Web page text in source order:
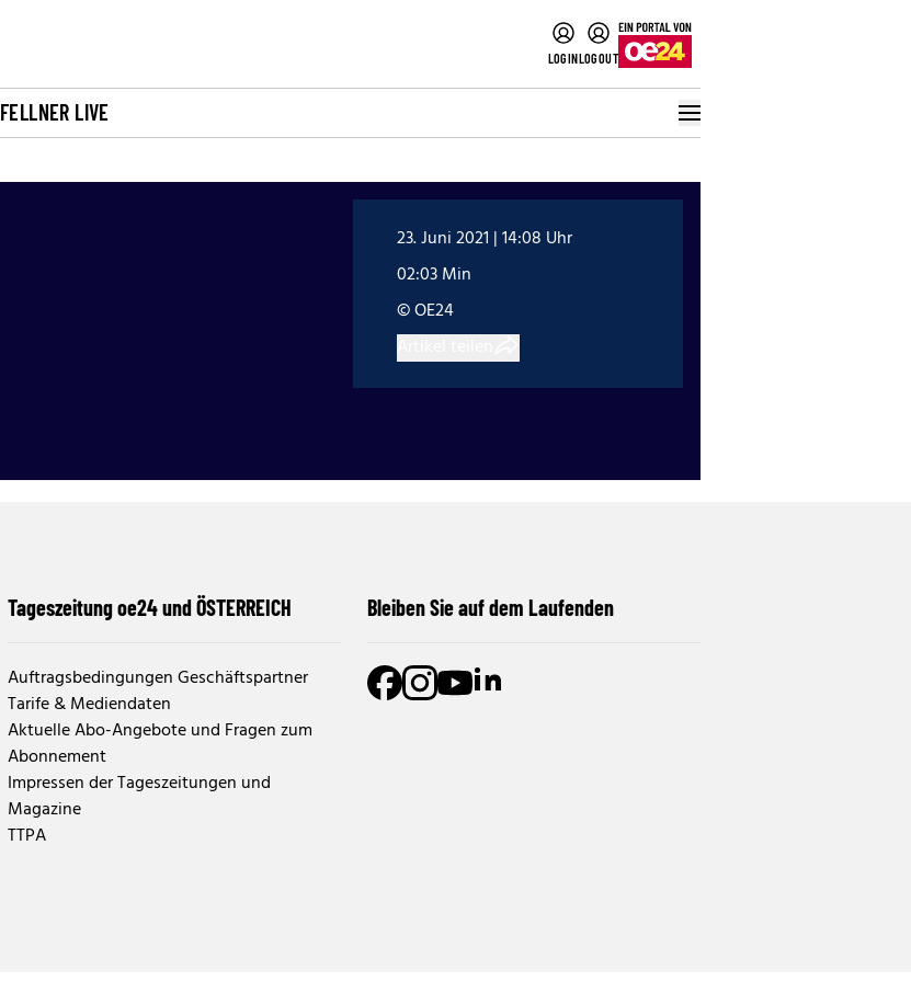
LOGINLOGOUT
FELLNER LIVE
23. Juni 2021 | 14:08 Uhr
02:03 Min
© OE24
Tageszeitung oe24 und ÖSTERREICH
Auftragsbedingungen Geschäftspartner
Tarife & Mediendaten
Aktuelle Abo-Angebote und Fragen zum
Abonnement
Impressen der Tageszeitungen und
Magazine
TTPA
Bleiben Sie auf dem Laufenden